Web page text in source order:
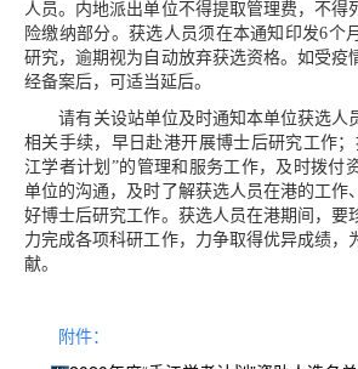
人员。内地派出单位不得提取管理费，不得
险缴纳部分。获选人员须在本通知印发6个
研究，逾期视为自动放弃获选资格。如受疫
经备案后，可适当延后。
请有关设站单位及时通知本单位获选人
相关手续，早日赴港开展博士后研究工作
江学者计划”的管理和服务工作，及时拨付
单位的沟通，及时了解获选人员在港的工作
好博士后研究工作。获选人员在港期间，要
力完成各项科研工作，力争取得优异成绩，
献。
附件：